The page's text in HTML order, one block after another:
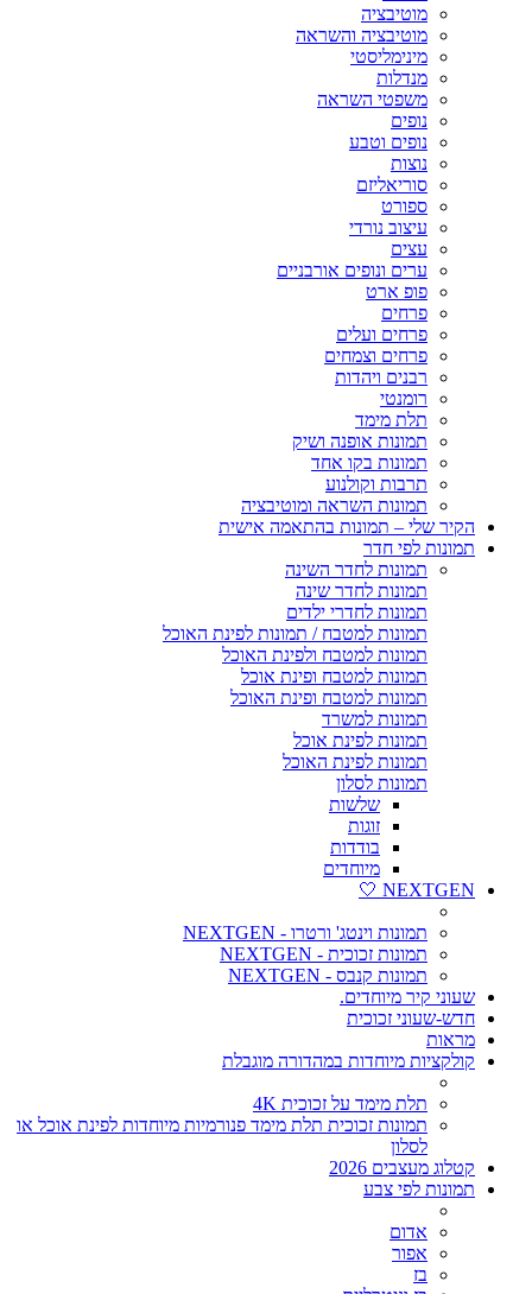
מוטיבציה
מוטיבציה והשראה
מינימליסטי
מנדלות
משפטי השראה
נופים
נופים וטבע
נוצות
סוריאליזם
ספורט
עיצוב נורדי
עצים
ערים ונופים אורבניים
פופ ארט
פרחים
פרחים ועלים
פרחים וצמחים
רבנים ויהדות
רומנטי
תלת מימד
תמונות אופנה ושיק
תמונות בקו אחד
תרבות וקולנוע
תמונות השראה ומוטיבציה
הקיר שלי – תמונות בהתאמה אישית
תמונות לפי חדר
תמונות לחדר השינה
תמונות לחדר שינה
תמונות לחדרי ילדים
תמונות למטבח / תמונות לפינת האוכל
תמונות למטבח ולפינת האוכל
תמונות למטבח ופינת אוכל
תמונות למטבח ופינת האוכל
תמונות למשרד
תמונות לפינת אוכל
תמונות לפינת האוכל
תמונות לסלון
שלשות
זוגות
בודדות
מיוחדים
NEXTGEN 🤍
תמונות וינטג' ורטרו - NEXTGEN
תמונות זכוכית - NEXTGEN
תמונות קנבס - NEXTGEN
שעוני קיר מיוחדים.
חדש-שעוני זכוכית
מראות
קולקציות מיוחדות במהדורה מוגבלת
תלת מימד על זכוכית 4K
תמונות זכוכית תלת מימד פנורמיות מיוחדות לפינת אוכל או
לסלון
קטלוג מעצבים 2026
תמונות לפי צבע
אדום
אפור
בז